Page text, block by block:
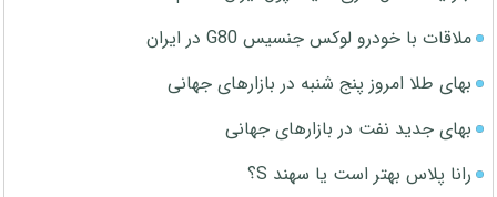
ملاقات با خودرو لوکس جنسیس G80 در ایران
بهای طلا امروز پنج شنبه در بازارهای جهانی
بهای جدید نفت در بازارهای جهانی
رانا پلاس بهتر است یا سهند S؟